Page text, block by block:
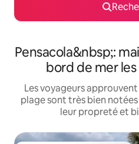
Pensacola&nbsp;:
bord de mer
Les voyageurs
plage sont très bien
leur propreté et